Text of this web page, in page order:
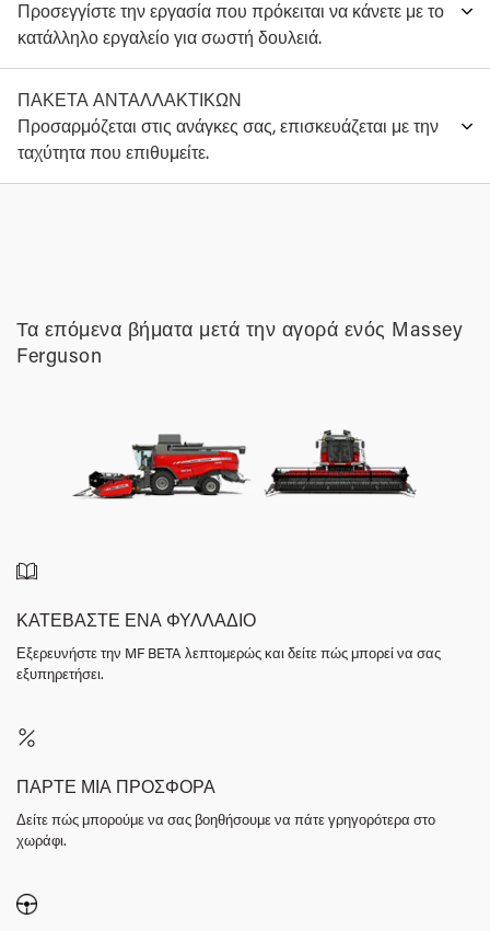
Προσεγγίστε την εργασία που πρόκειται να κάνετε με το
κατάλληλο εργαλείο για σωστή δουλειά.
ΠΑΚΕΤΑ ΑΝΤΑΛΛΑΚΤΙΚΩΝ
Προσαρμόζεται στις ανάγκες σας, επισκευάζεται με την
ταχύτητα που επιθυμείτε.
Τα επόμενα βήματα μετά την αγορά ενός Massey
Ferguson
ΚΑΤΕΒΑΣΤΕ ΕΝΑ ΦΥΛΛΑΔΙΟ
Εξερευνήστε την MF BETA λεπτομερώς και δείτε πώς μπορεί να σας
εξυπηρετήσει.
ΠΑΡΤΕ ΜΙΑ ΠΡΟΣΦΟΡΑ
Δείτε πώς μπορούμε να σας βοηθήσουμε να πάτε γρηγορότερα στο
χωράφι.